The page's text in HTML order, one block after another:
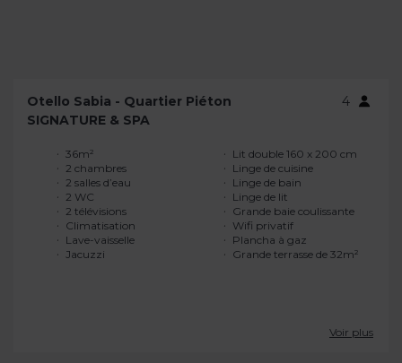
Otello Sabia - Quartier Piéton
4
SIGNATURE & SPA
36m²
2 chambres
2 salles d’eau
2 WC
2 télévisions
Climatisation
Lave-vaisselle
Jacuzzi
Lit double 160 x 200 cm
Linge de cuisine
Linge de bain
Linge de lit
Grande baie coulissante
Wifi privatif
Plancha à gaz
Grande terrasse de 32m²
Voir plus